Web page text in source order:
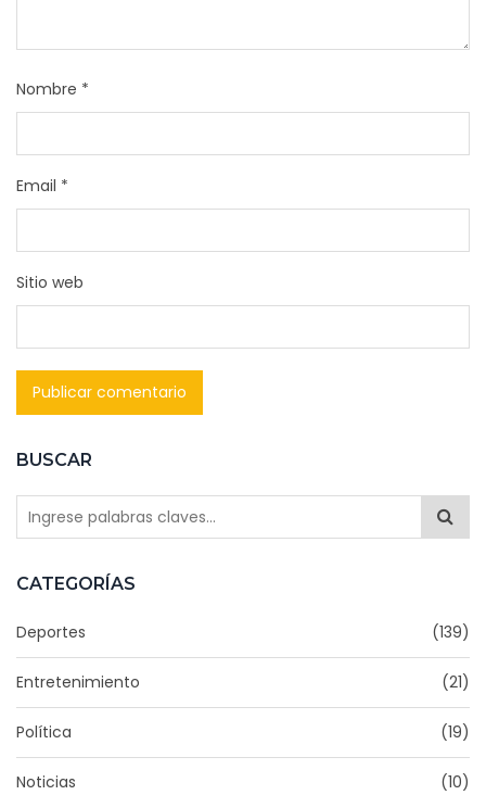
BUSCAR
CATEGORÍAS
Deportes (139)
Entretenimiento (21)
Política (19)
Noticias (10)
Nombre *
Email *
Sitio web